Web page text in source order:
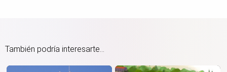
También podría interesarte...